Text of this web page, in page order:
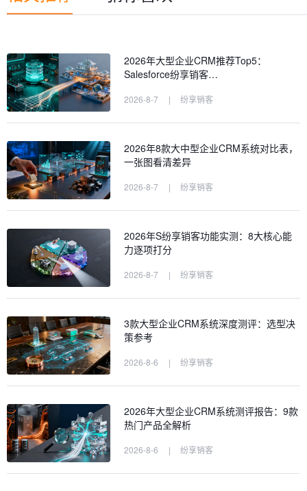
2026年大型企业CRM推荐Top5：
Salesforce纷享销客…
2026-8-7 | 纷享销客
2026年8款大中型企业CRM系统对比表，
一张图看清差异
2026-8-7 | 纷享销客
2026年S纷享销客功能实测：8大核心能
力逐项打分
2026-8-7 | 纷享销客
3款大型企业CRM系统深度测评：选型决
策参考
2026-8-6 | 纷享销客
2026年大型企业CRM系统测评报告：9款
热门产品全解析
2026-8-6 | 纷享销客